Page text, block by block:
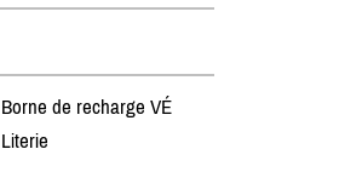
Borne de recharge VÉ
Literie